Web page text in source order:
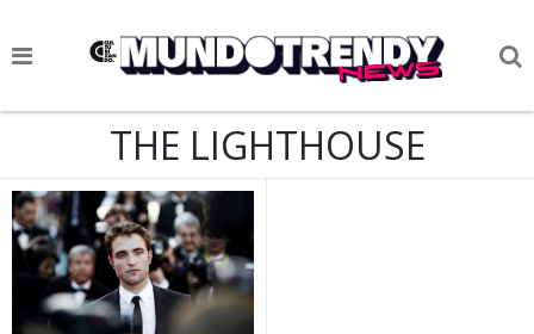
NOTICIAS
CIENCIA Y TECNOLOGÍA
VIDA
SOCIEDAD
THE LIGHTHOUSE